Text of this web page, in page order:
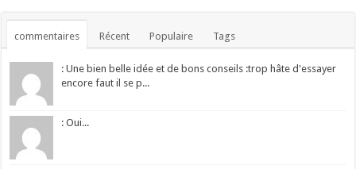
commentaires Récent Populaire Tags
: Une bien belle idée et de bons conseils :trop hâte d'essayer
encore faut il se p...
: Oui...